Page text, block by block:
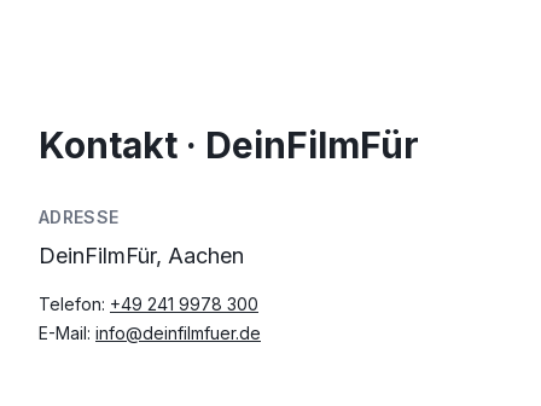
Kontakt · DeinFilmFür
ADRESSE
DeinFilmFür, Aachen
Telefon: +49 241 9978 300
E-Mail: info@deinfilmfuer.de